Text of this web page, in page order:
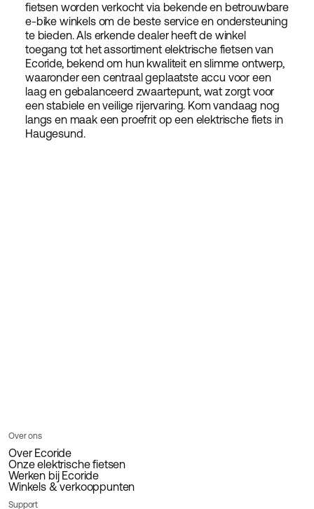
fietsen worden verkocht via bekende en betrouwbare
e-bike winkels om de beste service en ondersteuning
te bieden. Als erkende dealer heeft de winkel
toegang tot het assortiment elektrische fietsen van
Ecoride, bekend om hun kwaliteit en slimme ontwerp,
waaronder een centraal geplaatste accu voor een
laag en gebalanceerd zwaartepunt, wat zorgt voor
een stabiele en veilige rijervaring. Kom vandaag nog
langs en maak een proefrit op een elektrische fiets in
Haugesund.
Over ons
Over Ecoride
Onze elektrische fietsen
Werken bij Ecoride
Winkels & verkooppunten
Support